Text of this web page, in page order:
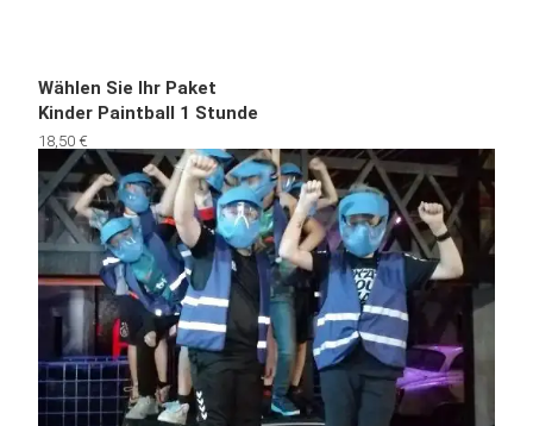
Wählen Sie Ihr Paket
Kinder Paintball 1 Stunde
18,50 €